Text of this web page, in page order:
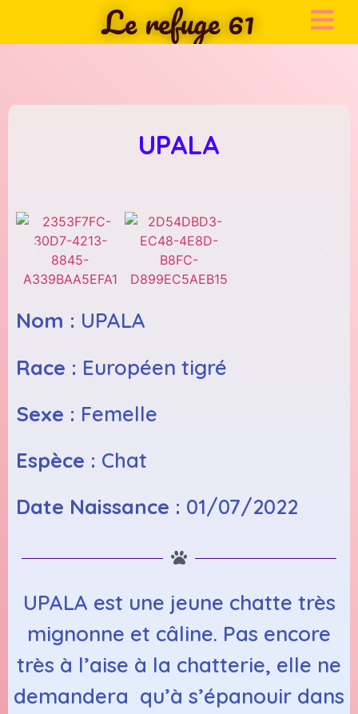
Le refuge 61
UPALA
Nom : UPALA
Race : Européen tigré
Sexe : Femelle
Espèce : Chat
Date Naissance : 01/07/2022
UPALA est une jeune chatte très
mignonne et câline. Pas encore
très à l’aise à la chatterie, elle ne
demandera qu’à s’épanouir dans